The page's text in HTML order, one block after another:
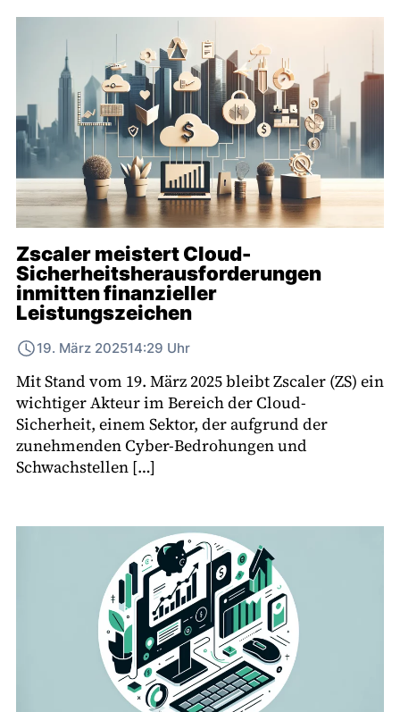
Zscaler meistert Cloud-
Sicherheitsherausforderungen
inmitten finanzieller
Leistungszeichen
19. März 202514:29 Uhr
Mit Stand vom 19. März 2025 bleibt Zscaler (ZS) ein
wichtiger Akteur im Bereich der Cloud-
Sicherheit, einem Sektor, der aufgrund der
zunehmenden Cyber-Bedrohungen und
Schwachstellen […]